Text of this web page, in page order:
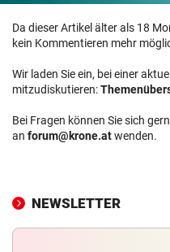
Da dieser Artikel älter als 18
kein Kommentieren mehr
Wir laden Sie ein, bei einer
mitzudiskutieren:
Bei Fragen können Sie sich
an forum@krone.atwenden.
NEWSLETTER